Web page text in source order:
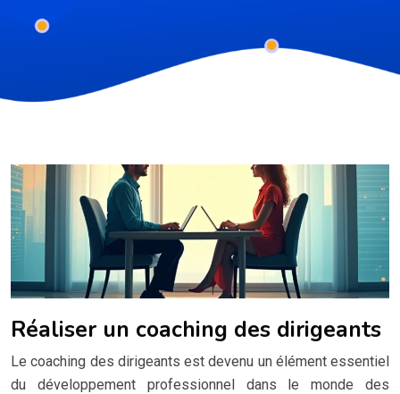
Réaliser un coaching des dirigeants
Le coaching des dirigeants est devenu un élément essentiel
du développement professionnel dans le monde des